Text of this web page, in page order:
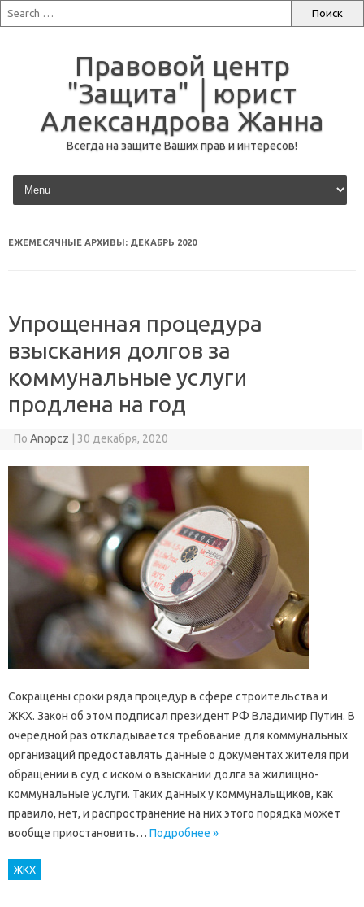
Правовой центр
"Защита" │юрист
Александрова Жанна
Всегда на защите Ваших прав и интересов!
перейти к содержанию
ЕЖЕМЕСЯЧНЫЕ АРХИВЫ: ДЕКАБРЬ 2020
Упрощенная процедура
взыскания долгов за
коммунальные услуги
продлена на год
По Anopcz 30 декабря, 2020
Сокращены сроки ряда процедур в сфере строительства и
ЖКХ. Закон об этом подписал президент РФ Владимир Путин. В
очередной раз откладывается требование для коммунальных
организаций предоставлять данные о документах жителя при
обращении в суд с иском о взыскании долга за жилищно-
коммунальные услуги. Таких данных у коммунальщиков, как
правило, нет, и распространение на них этого порядка может
вообще приостановить… Подробнее »
ЖКХ